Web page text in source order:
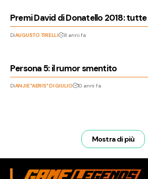
Premi David di Donatello 2018:
DiAUGUSTO TIRELLI 8 anni fa
Persona 5: il rumor smentito
DiANJIE "AERIS" DI GIULIO 10 anni fa
Mostra di più